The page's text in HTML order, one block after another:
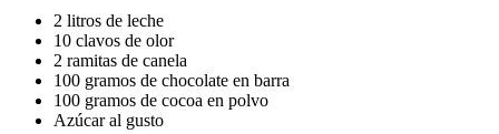
2 litros de leche
10 clavos de olor
2 ramitas de canela
100 gramos de chocolate en barra
100 gramos de cocoa en polvo
Azúcar al gusto